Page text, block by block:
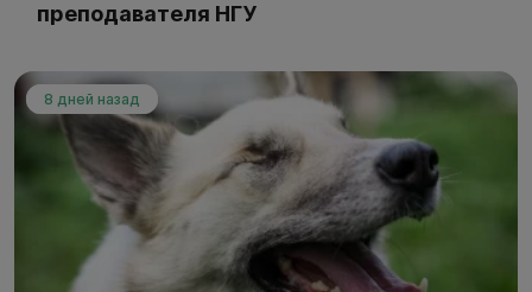
преподавателя НГУ
8 дней назад